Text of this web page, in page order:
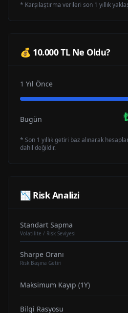
* Karşılaştırma verileri son 1 yıllık
💰 10.000 TL Ne Oldu?
1 Yıl Önce
Bugün
* Son 1 yıllık getiri baz alınarak
dahil değildir.
📉 Risk Analizi
Standart Sapma
Volatilite / Risk Seviyesi
Sharpe Oranı
Risk Başına Getiri
Maksimum Kayıp (1Y)
Bilgi Rasyosu